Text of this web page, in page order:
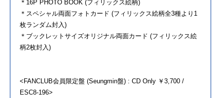
＊16P PHOTO BOOK (フィリックス絵柄)
＊スペシャル両面フォトカード (フィリックス絵柄全3種より1
枚ランダム封入)
＊ブックレットサイズオリジナル両面カード (フィリックス絵
柄2枚封入)
<FANCLUB会員限定盤 (Seungmin盤) : CD Only ￥3,700 /
ESC8-196>